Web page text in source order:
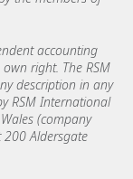
accounting
right. The RSM
description in any
RSM International
(company
Aldersgate